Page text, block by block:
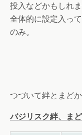
投入などかもしれま
全体的に設定入っ
のみ。
つづいて絆とまど
バジリスク絆、ま